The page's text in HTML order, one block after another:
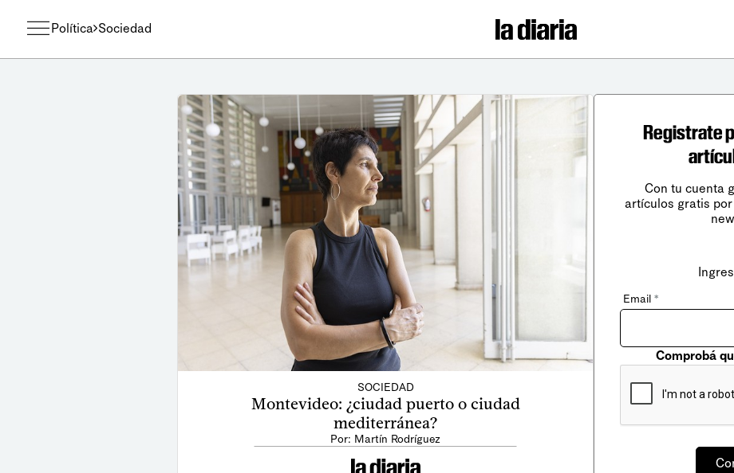
Política Sociedad
SOCIEDAD
Montevideo: ¿ciudad puerto o ciudad
mediterránea?
Por: Martín Rodríguez
Registrate
Con tu cuenta
artículos gratis
Email *
Comprobá